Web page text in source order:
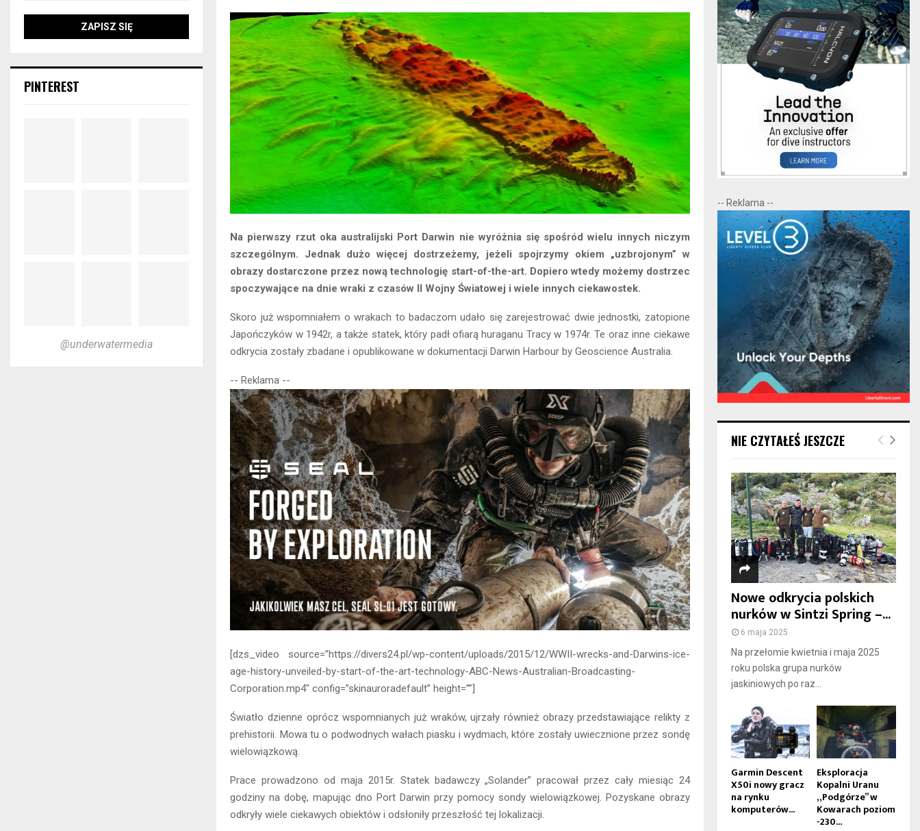
Na pierwszy rzut oka australijski Port Darwin nie wyróżnia się spośród wielu innych niczym
szczególnym. Jednak dużo więcej dostrzeżemy, jeżeli spojrzymy okiem „uzbrojonym” w
obrazy dostarczone przez nową technologię start-of-the-art. Dopiero wtedy możemy dostrzec
spoczywające na dnie wraki z czasów II Wojny Światowej i wiele innych ciekawostek.
Skoro już wspomniałem o wrakach to badaczom udało się zarejestrować dwie jednostki, zatopione
Japończyków w 1942r, a także statek, który padł ofiarą huraganu Tracy w 1974r. Te oraz inne ciekawe
odkrycia zostały zbadane i opublikowane w dokumentacji Darwin Harbour by Geoscience Australia.
-- Reklama --
[dzs_video source=”https://divers24.pl/wp-content/uploads/2015/12/WWII-wrecks-and-Darwins-ice-
age-history-unveiled-by-start-of-the-art-technology-ABC-News-Australian-Broadcasting-
Corporation.mp4″ config=”skinauroradefault” height=””]
Światło dzienne oprócz wspomnianych już wraków, ujrzały również obrazy przedstawiające relikty z
prehistorii. Mowa tu o podwodnych wałach piasku i wydmach, które zostały uwiecznione przez sondę
wielowiązkową.
Prace prowadzono od maja 2015r. Statek badawczy „Solander” pracował przez cały miesiąc 24
godziny na dobę, mapując dno Port Darwin przy pomocy sondy wielowiązkowej. Pozyskane obrazy
odkryły wiele ciekawych obiektów i odsłoniły przeszłość tej lokalizacji.
PINTEREST
@underwatermedia
-- Reklama --
NIE CZYTAŁEŚ JESZCZE
Nowe odkrycia polskich
nurków w Sintzi Spring –...
6 maja 2025
Na przełomie kwietnia i maja 2025
roku polska grupa nurków
jaskiniowych po raz...
Garmin Descent
X50i nowy gracz
na rynku
komputerów...
Eksploracja
Kopalni Uranu
„Podgórze” w
Kowarach poziom
-230...